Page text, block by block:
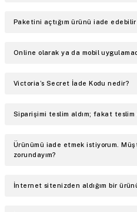
Paketini açtığım ürünü iade edebilir
Online olarak ya da mobil
Victoria’s Secret İade Kodu nedir?
Siparişimi teslim aldım; fakat
Ürünümü iade etmek istiyorum.
zorundayım?
İnternet sitenizden aldığım bir